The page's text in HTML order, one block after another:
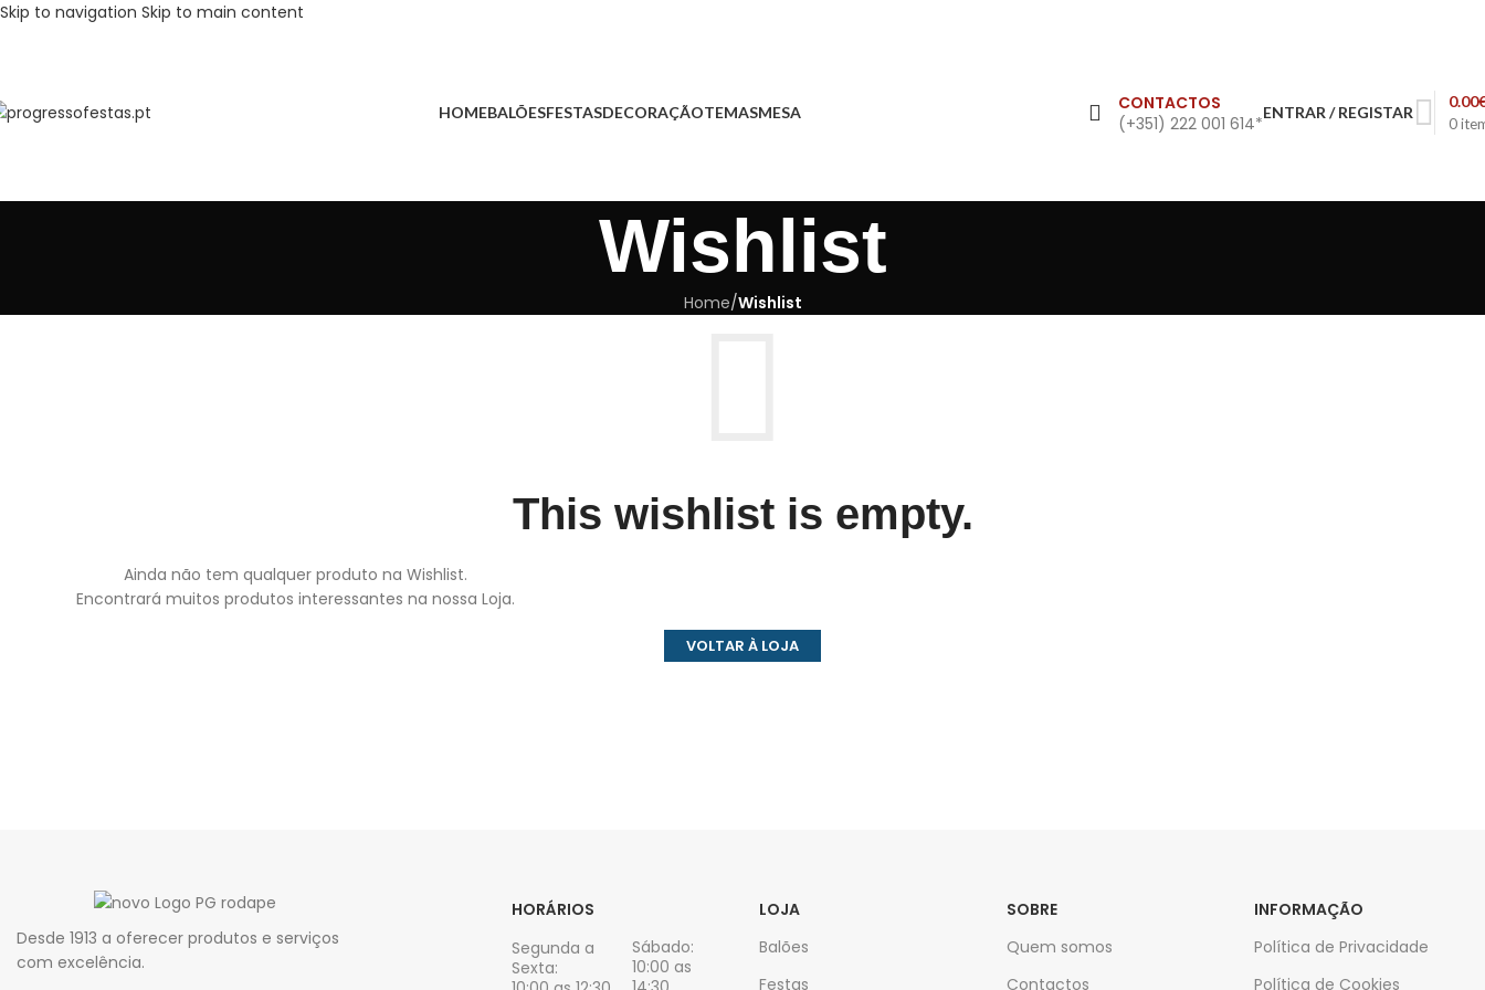
Skip to navigation Skip to main content
HOMEBALÕESFESTASDECORAÇÃOTEMASMESA
CONTACTOS
(+351) 222 001 614*ENTRAR / REGISTAR
0
0.00
Wishlist
Home/Wishlist
This wishlist is empty.
Ainda não tem qualquer produto na Wishlist.
Encontrará muitos produtos interessantes na nossa Loja.
VOLTAR À LOJA
Desde 1913 a oferecer produtos e serviços
com excelência.
HORÁRIOS
Segunda a
Sexta:
Sábado:
10:00 as
LOJA
Balões
Festas
SOBRE
Quem somos
Contactos
INFORMAÇÃO
Política de Privacidade
Política de Cookies